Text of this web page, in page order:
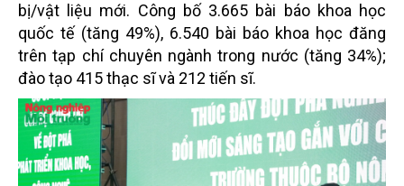
bị/vật liệu mới. Công bố 3.665 bài báo khoa học
quốc tế (tăng 49%), 6.540 bài báo khoa học đăng
trên tạp chí chuyên ngành trong nước (tăng 34%);
đào tạo 415 thạc sĩ và 212 tiến sĩ.